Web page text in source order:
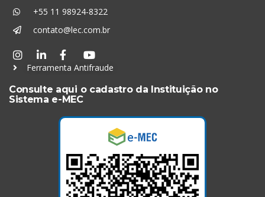
+55 11 98924-8322
contato@lec.com.br
Ferramenta Antifraude
Consulte aqui o cadastro da Instituição no
Sistema e-MEC